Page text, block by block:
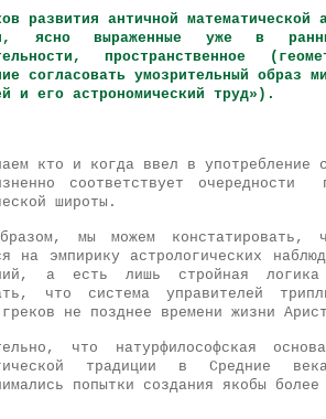
развития античной математической
ясно выраженные уже в
пространственное
согласовать умозрительный
и его астрономический труд»).
кто и когда ввел в употребление
соответствует
широты.
мы можем констатировать,
на эмпирику астрологических
а есть лишь стройная
что система управителей
не позднее времени жизни
что натурфилософская
традиции в Средние
попытки создания якобы